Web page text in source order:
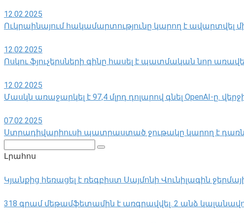
12.02.2025
Ուկրաինայում հակամարտությունը կարող է ավարտվել
12.02.2025
Ոսկու ֆյուչերսների գինը հասել է պատմական նոր
12.02.2025
Մասկն առաջարկել է 97,4 մլրդ դոլարով գնել OpenAI-ը.
07.02.2025
Ստրադիվարիուսի պատրաստած ջութակը կարող է
Լրահոս
Կյանքից հեռացել է ռեգբիստ Սայմոնի Վունիլագին
318 գրամ մեթամֆետամին է առգրավվել․ 2 անձ